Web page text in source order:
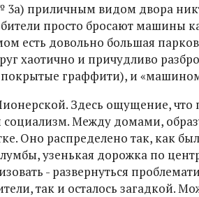
приличным видом двора
просто бросают машины
есть довольно большая
хаотично и причудливо
граффити), и
Здесь ощущение,
социализм. Между домами,
Оно распределено так, как
узенькая дорожка по
- развернуться
так и осталось загадкой.